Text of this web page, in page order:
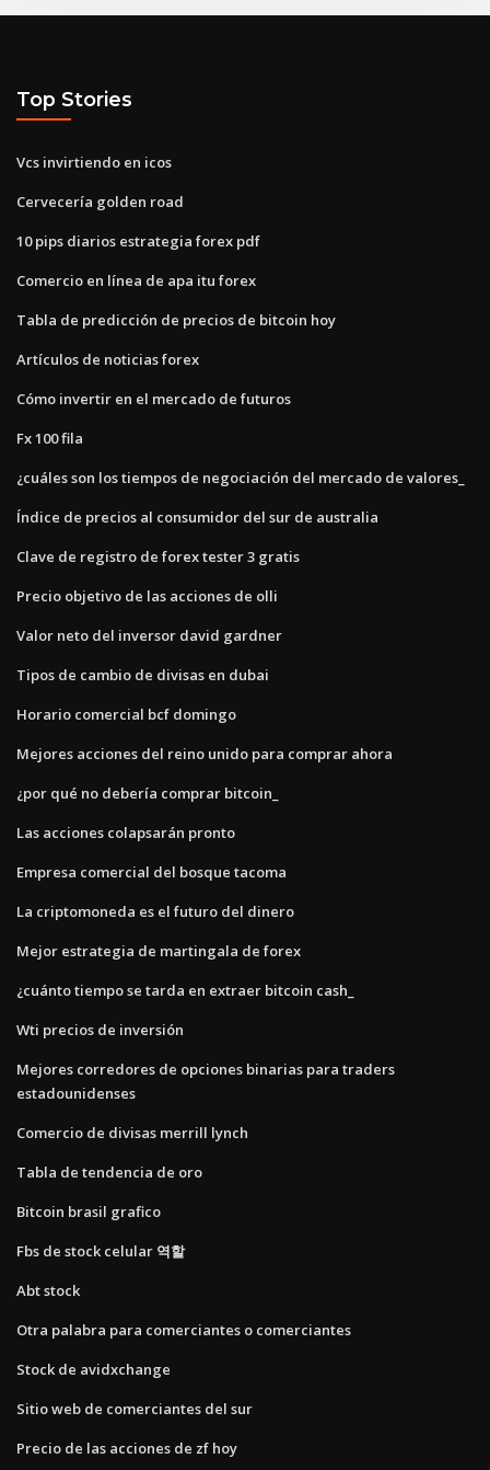
Top Stories
Vcs invirtiendo en icos
Cervecería golden road
10 pips diarios estrategia forex pdf
Comercio en línea de apa itu forex
Tabla de predicción de precios de bitcoin hoy
Artículos de noticias forex
Cómo invertir en el mercado de futuros
Fx 100 fila
¿cuáles son los tiempos de negociación del mercado de valores_
Índice de precios al consumidor del sur de australia
Clave de registro de forex tester 3 gratis
Precio objetivo de las acciones de olli
Valor neto del inversor david gardner
Tipos de cambio de divisas en dubai
Horario comercial bcf domingo
Mejores acciones del reino unido para comprar ahora
¿por qué no debería comprar bitcoin_
Las acciones colapsarán pronto
Empresa comercial del bosque tacoma
La criptomoneda es el futuro del dinero
Mejor estrategia de martingala de forex
¿cuánto tiempo se tarda en extraer bitcoin cash_
Wti precios de inversión
Mejores corredores de opciones binarias para traders
estadounidenses
Comercio de divisas merrill lynch
Tabla de tendencia de oro
Bitcoin brasil grafico
Fbs de stock celular 역할
Abt stock
Otra palabra para comerciantes o comerciantes
Stock de avidxchange
Sitio web de comerciantes del sur
Precio de las acciones de zf hoy